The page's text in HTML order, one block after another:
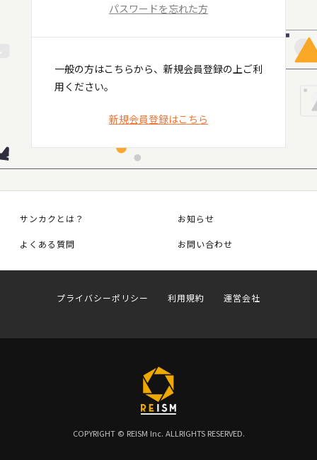
パスワードを忘れた方
一般の方はこちらから、新規会員登録の上ご利
用ください。
新規会員登録はこちら
サンカクとは？ お知らせ
よくある質問 お問い合わせ
プライバシーポリシー 利用規約 運営会社
COPYRIGHT © REISM Inc. ALLRIGHTS RESERVED.